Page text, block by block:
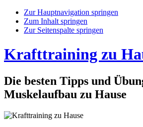
Zur Hauptnavigation springen
Zum Inhalt springen
Zur Seitenspalte springen
Krafttraining zu
Die besten Tipps und
Muskelaufbau zu Hause